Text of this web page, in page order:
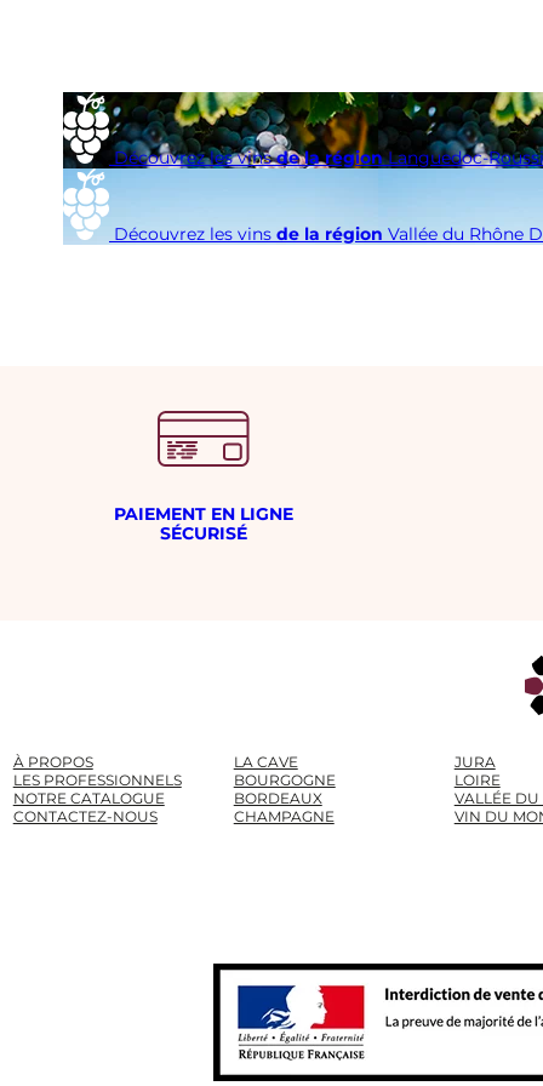
Découvrez les vins de la régionLanguedoc-
Découvrez les vins de la région Vallée du Rhône
PAIEMENT EN LIGNE
SÉCURISÉ
À PROPOS
LES PROFESSIONNELS
NOTRE CATALOGUE
CONTACTEZ-NOUS
LA CAVE
BOURGOGNE
BORDEAUX
CHAMPAGNE
JURA
LOIRE
VALLÉE DU
VIN DU